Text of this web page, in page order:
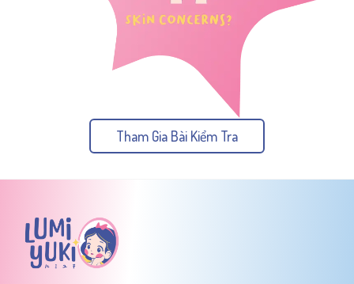
Tham Gia Bài Kiểm Tra